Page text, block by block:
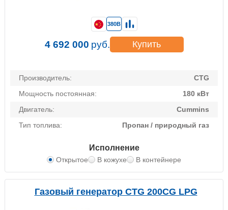
Производитель:
CTG
Мощность постоянная:
180 кВт
Двигатель:
Cummins
Тип топлива:
Пропан / природный газ
Исполнение
Открытое В кожухе В контейнере
380В
4 692 000 руб. Купить
Газовый генератор CTG 200CG LPG